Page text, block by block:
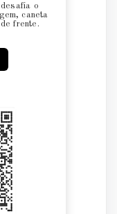
o
caneta
frente.